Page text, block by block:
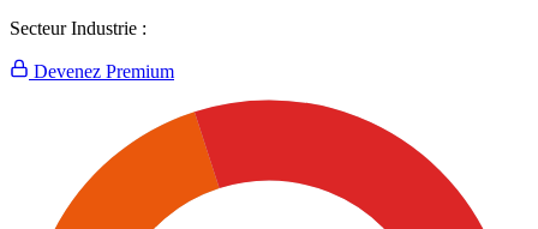
Secteur Industrie :
Devenez Premium